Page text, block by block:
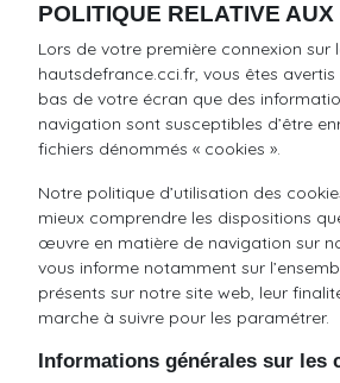
POLITIQUE RELATIVE AUX
Lors de votre première connexion sur
hautsdefrance.cci.fr, vous êtes
bas de votre écran que des
navigation sont susceptibles d’être
fichiers dénommés « cookies ».
Notre politique d’utilisation des
mieux comprendre les dispositions
œuvre en matière de navigation sur
vous informe notamment sur
présents sur notre site web, leur
marche à suivre pour les paramétrer.
Informations générales sur les